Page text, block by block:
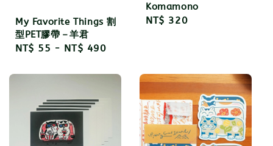
My Favorite Things 割
型PET膠帶－羊君
Regular
NT$ 55 - NT$ 490
Komamono
Regular
NT$ 320